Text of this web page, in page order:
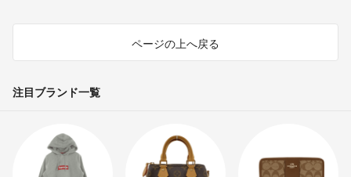
ページの上へ戻る
注目ブランド一覧